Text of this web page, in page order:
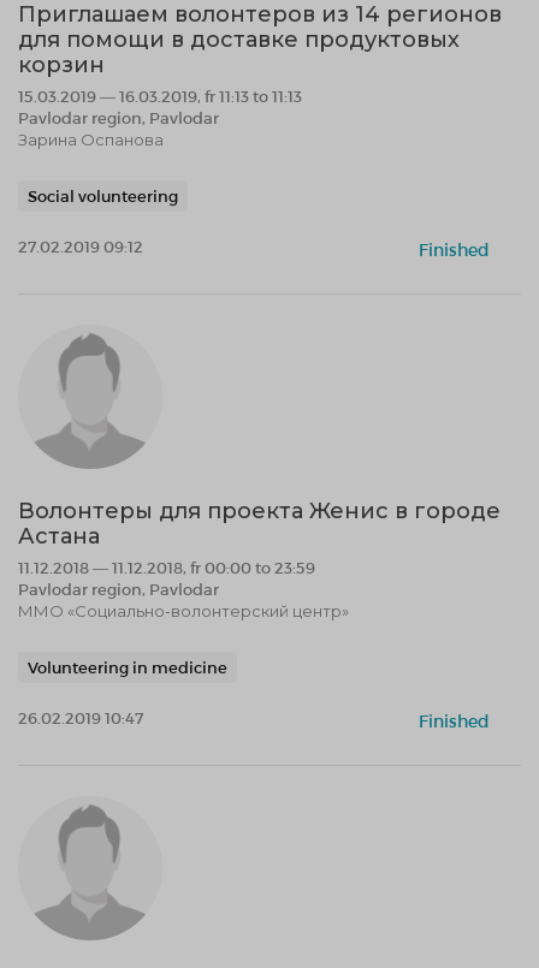
Приглашаем волонтеров из 14 регионов
для помощи в доставке продуктовых
корзин
15.03.2019 — 16.03.2019, fr 11:13 to 11:13
Pavlodar region, Pavlodar
Зарина Оспанова
Social volunteering
27.02.2019 09:12 Finished
Волонтеры для проекта Женис в городе
Астана
11.12.2018 — 11.12.2018, fr 00:00 to 23:59
Pavlodar region, Pavlodar
ММО «Социально-волонтерский центр»
Volunteering in medicine
26.02.2019 10:47 Finished